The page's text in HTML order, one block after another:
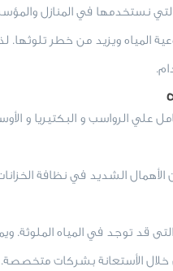
نستخدمها في المنازل
المياه ويزيد من خطر تلوثها.
علي الرواسب و البكتيريا و
الأهمال الشديد في نظافة
التى قد توجد في المياه
خلال الأستعانة بشركات متخصصة.